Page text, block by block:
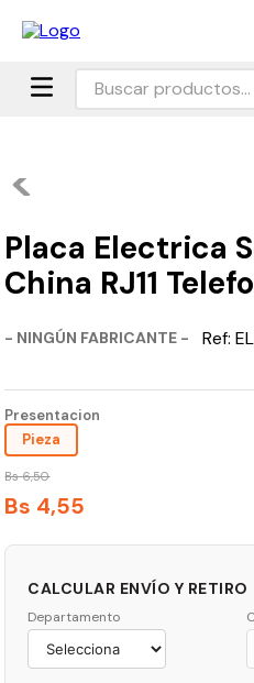
Buscar productos...
Placa Electrica
China RJ11
- NINGÚN FABRICANTE - Ref:
Presentacion
Pieza
Bs 6,50
Bs 4,55
CALCULAR ENVÍO Y RETIRO
Departamento